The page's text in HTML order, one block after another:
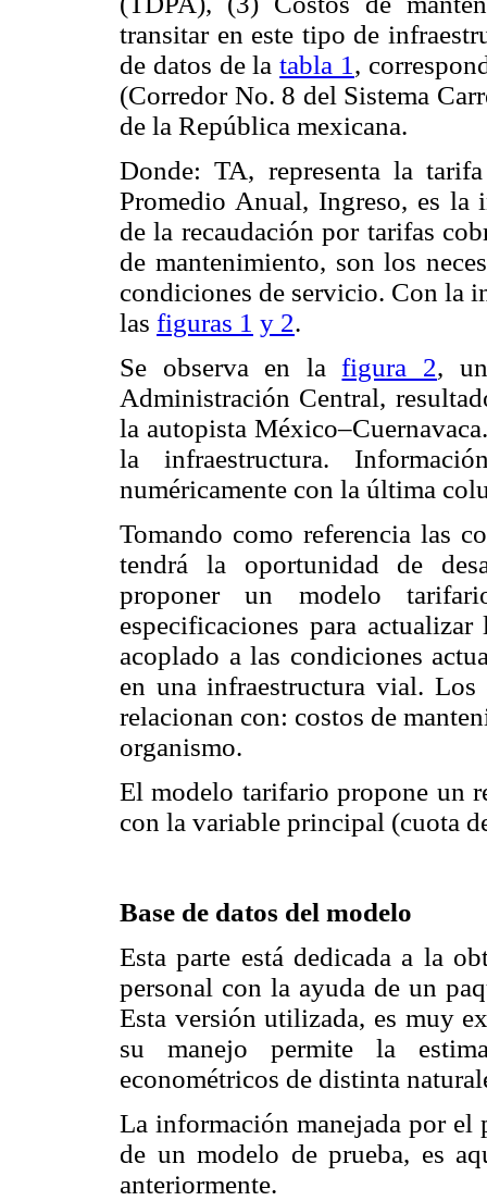
transitar en este tipo de
de datos de latabla 1 ,
(Corredor No. 8 del Sistema
de la República mexicana.
Donde: TA, representa la
Promedio Anual, Ingreso, es la
de la recaudación por tarifas
de mantenimiento, son los
condiciones de servicio. Con la
las figuras 1 y 2.
Se observa en lafigura 2,
Administración Central,
la autopista
la infraestructura.
numéricamente con la última
Tomando como referencia las
tendrá la oportunidad de
proponer un modelo
especificaciones para
acoplado a las condiciones
en una infraestructura vial. Los
relacionan con: costos de
organismo.
El modelo tarifario propone un
con la variable principal (cuota
Base de datos del modelo
Esta parte está dedicada a la
personal con la ayuda de un
Esta versión utilizada, es muy
su manejo permite la
econométricos de distinta
La información manejada por el
de un modelo de prueba, es
anteriormente.